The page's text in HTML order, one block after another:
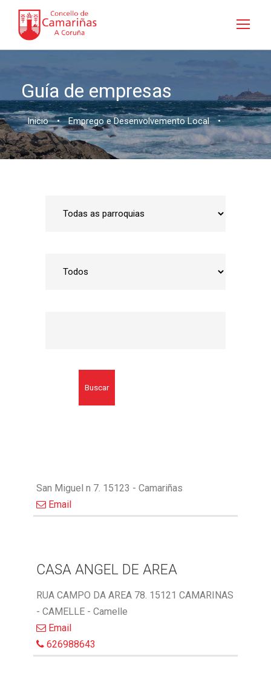
Guía de empresas
Inicio • Emprego e Desenvolvemento Local •
Buscar
San Miguel n 7. 15123 - Camariñas
Email
CASA ANGEL DE AREA
RUA CAMPO DA AREA 78. 15121 CAMARINAS
- CAMELLE - Camelle
Email
626988643